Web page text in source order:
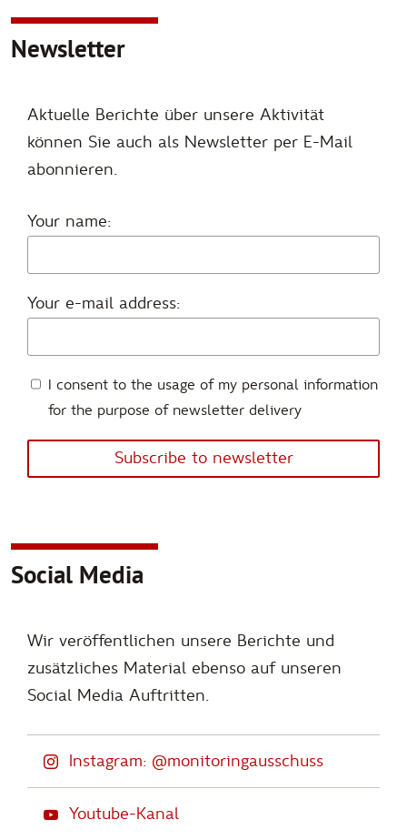
Newsletter
Aktuelle Berichte über unsere Aktivität
können Sie auch als Newsletter per E-Mail
abonnieren.
Your name:
Your e-mail address:
I consent to the usage of my personal information
for the purpose of newsletter delivery
Subscribe to newsletter
Social Media
Wir veröffentlichen unsere Berichte und
zusätzliches Material ebenso auf unseren
Social Media Auftritten.
Instagram: @monitoringausschuss
Youtube-Kanal